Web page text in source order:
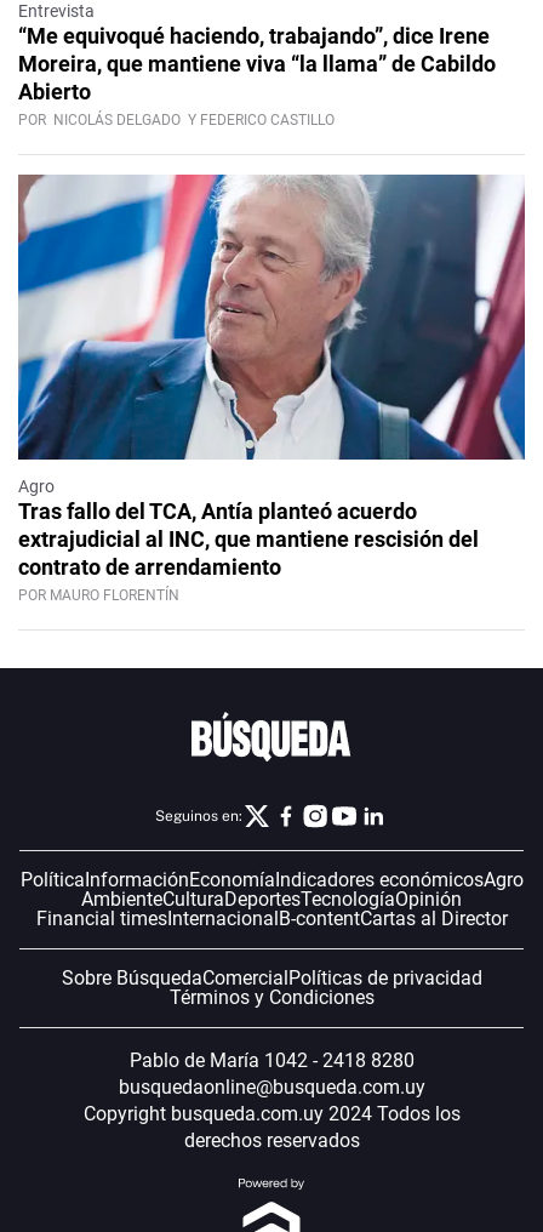
Entrevista
“Me equivoqué haciendo, trabajando”, dice Irene
Moreira, que mantiene viva “la llama” de Cabildo
Abierto
POR NICOLÁS DELGADO Y FEDERICO CASTILLO
Agro
Tras fallo del TCA, Antía planteó acuerdo
extrajudicial al INC, que mantiene rescisión del
contrato de arrendamiento
POR MAURO FLORENTÍN
Seguinos en:
PolíticaInformaciónEconomíaIndicadores económicosAgro
AmbienteCulturaDeportesTecnologíaOpinión
Financial timesInternacionalB-contentCartas al Director
Sobre BúsquedaComercialPolíticas de privacidad
Términos y Condiciones
Pablo de María 1042 - 2418 8280
busquedaonline@busqueda.com.uy
Copyright busqueda.com.uy 2024 Todos los
derechos reservados